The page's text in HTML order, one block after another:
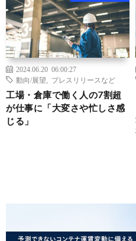
2024.06.20 06:00:27
動向/展望
プレスリリースなど
工場・倉庫で働く人の7割超
が仕事に「大変さや忙しさ感
じる」